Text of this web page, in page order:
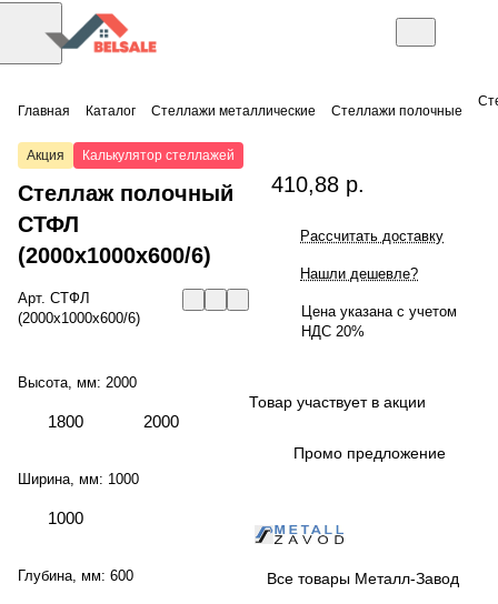
Главная Каталог Стеллажи металлические Стеллажи полочные
Акция Калькулятор стеллажей
Стеллаж полочный
СТФЛ
(2000x1000x600/6)
Арт. СТФЛ
(2000x1000x600/6)
Высота, мм: 2000
1800 2000
Ширина, мм: 1000
1000
Глубина, мм: 600
410,88 р.
Рассчитать доставку
Нашли дешевле?
Цена указана с учетом
НДС 20%
Товар участвует в акции
Промо предложение
Все товары Металл-Завод